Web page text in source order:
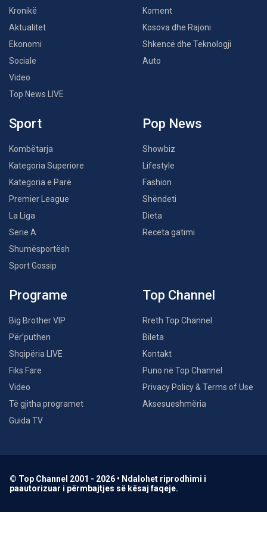
Kronikë
Aktualitet
Ekonomi
Sociale
Video
Top News LIVE
Koment
Kosova dhe Rajoni
Shkencë dhe Teknologji
Auto
Sport
Kombëtarja
Kategoria Superiore
Kategoria e Parë
Premier League
La Liga
Serie A
Shumësportësh
Sport Gossip
Pop News
Showbiz
Lifestyle
Fashion
Shëndeti
Dieta
Receta gatimi
Programe
Big Brother VIP
Për’puthen
Shqipëria LIVE
Fiks Fare
Video
Të gjitha programet
Guida TV
Top Channel
Rreth Top Channel
Bileta
Kontakt
Puno në Top Channel
Privacy Policy & Terms of Use
Aksesueshmëria
© Top Channel 2001 - 2026 • Ndalohet riprodhimi i
paautorizuar i përmbajtjes së kësaj faqeje.